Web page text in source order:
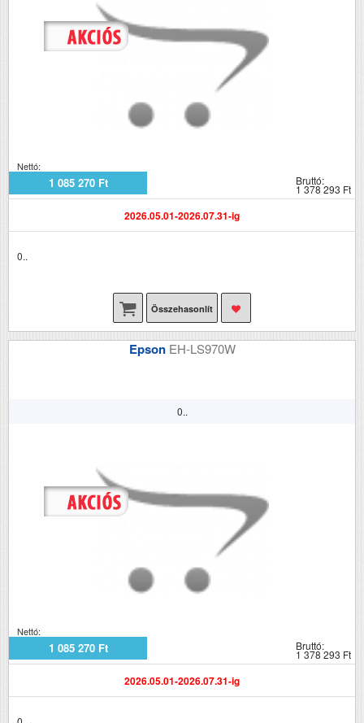
Nettó:
1 085 270 Ft Bruttó:
1 378 293 Ft
2026.05.01-2026.07.31-ig
0..
Összehasonlít
Epson EH-LS970W
0..
Nettó:
1 085 270 Ft Bruttó:
1 378 293 Ft
2026.05.01-2026.07.31-ig